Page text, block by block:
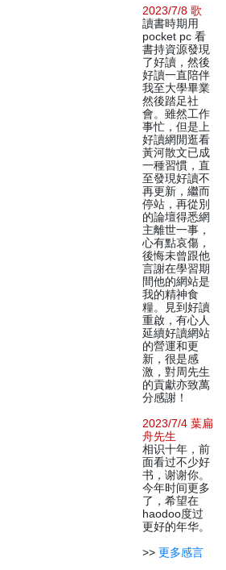
2023/7/8 歌
讀書時期用
pocket pc 看
書持資源發現
了好讀，然後
好讀一直陪伴
我至大學畢業
然後踏足社
會。雖然工作
事忙，但是上
好讀網閒逛看
黃河散文已成
一種習慣，直
至發現好讀不
再更新，繼而
停站，再從別
的論壇得悉網
主離世一事，
心有點哀傷，
後悔未曾跟他
言謝在學習期
間他的網站是
我的精神食
糧。見到好讀
重啟，有心人
延續好讀網站
的營運和更
新，很是感
激，對周先生
的貢獻亦致萬
分感謝！
2023/7/4 葉扁
舟先生
相识十年，前
面看过不少好
书，谢谢你。
今年时间更多
了，希望在
haodoo度过
更好的年华。
>> 更多感言